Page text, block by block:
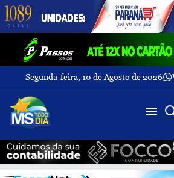
Segunda-feira, 10 de Agosto de 2026
Fechar Menu
Últimas
notícias
Galeria
de
fotos